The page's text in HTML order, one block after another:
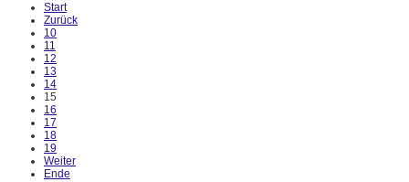
Start
Zurück
10
11
12
13
14
15
16
17
18
19
Weiter
Ende